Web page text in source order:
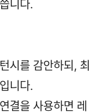
니다.
시를 감안하되, 최
니다.
결을 사용하면 레